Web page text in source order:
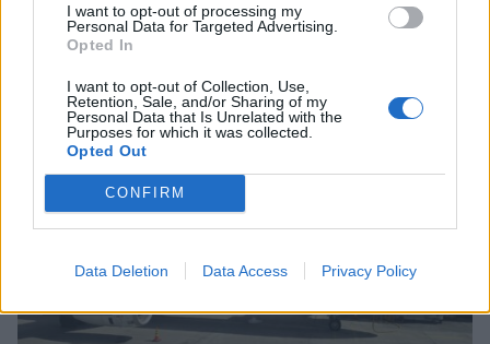
I want to opt-out of processing my
Personal Data for Targeted Advertising.
Opted In
I want to opt-out of Collection, Use,
Retention, Sale, and/or Sharing of my
Personal Data that Is Unrelated with the
Purposes for which it was collected.
Opted Out
CONFIRM
Data Deletion Data Access Privacy Policy
Leskeneläke ei kuulu kaikille –
Kela muistuttaa tärkeästä
ikärajasta
2